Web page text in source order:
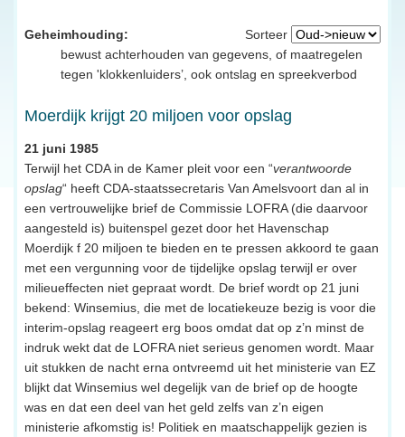
Sorteer
Geheimhouding:
bewust achterhouden van gegevens, of maatregelen
tegen 'klokkenluiders’, ook ontslag en spreekverbod
Moerdijk krijgt 20 miljoen voor opslag
21 juni 1985
Terwijl het CDA in de Kamer pleit voor een “verantwoorde
opslag“ heeft CDA-staatssecretaris Van Amelsvoort dan al in
een vertrouwelijke brief de Commissie LOFRA (die daarvoor
aangesteld is) buitenspel gezet door het Havenschap
Moerdijk f 20 miljoen te bieden en te pressen akkoord te gaan
met een vergunning voor de tijdelijke opslag terwijl er over
milieueffecten niet gepraat wordt. De brief wordt op 21 juni
bekend: Winsemius, die met de locatiekeuze bezig is voor die
interim-opslag reageert erg boos omdat dat op z’n minst de
indruk wekt dat de LOFRA niet serieus genomen wordt. Maar
uit stukken de nacht erna ontvreemd uit het ministerie van EZ
blijkt dat Winsemius wel degelijk van de brief op de hoogte
was en dat een deel van het geld zelfs van z’n eigen
ministerie afkomstig is! Politiek en maatschappelijk gezien is